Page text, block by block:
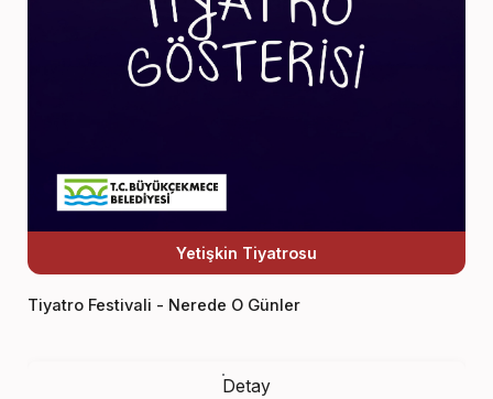
Yetişkin Tiyatrosu
Tiyatro Festivali - Nerede O Günler
Detay